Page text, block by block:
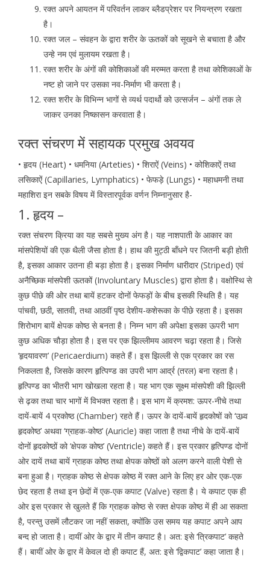
रक्त अपने आयतन में परिवर्तन लाकर ब्लैडप्रेशर पर नियन्त्रण रखता
है।
रक्त जल – संवहन के द्वारा शरीर के ऊतकों को सूखने से बचाता है और
उन्हे नम एवं मुलायम रखता है।
रक्त शरीर के अंगों की कोशिकाओं की मरम्मत करता है तथा कोशिकाओं के
नष्ट हो जाने पर उसका नव-निर्माण भी करता है।
रक्त शरीर के विभिन्न भागों से व्यर्थ पदार्थो को उत्सर्जन – अंगों तक ले
जाकर उनका निष्कासन करवाता है।
रक्त संचरण में सहायक प्रमुख अवयव
• हृदय (Heart) • धमनिया (Arteties) • शिराऐं (Veins) • कोशिकाऐं तथा
लसिकाऐं (Capillaries, Lymphatics) • फेफड़े (Lungs) • महाधमनी तथा
महाशिरा इन सबके विषय में विस्तारपूर्वक वर्णन निम्नानुसार है-
1. हृदय –
रक्त संचरण क्रिया का यह सबसे मुख्य अंग है। यह नाशपाती के आकार का
मांसपेशियों की एक थैली जैसा होता है। हाथ की मुट्ठी बाँधने पर जितनी बड़ी होती
है, इसका आकार उतना ही बड़ा होता है। इसका निर्माण धारीदार (Striped) एवं
अनैच्छिक मांसपेशी ऊतकों (Involuntary Muscles) द्वारा होता है। वक्षोस्थि से
कुछ पीछे की ओर तथा बायें हटकर दोनों फेफड़ों के बीच इसकी स्थिति है। यह
पांचवी, छठी, सातवी, तथा आठवीं पृष्ठ देशीय-कशेरूका के पीछे रहता है। इसका
शिरोभाग बायें क्षेपक कोष्ठ से बनता है। निम्न भाग की अपेक्षा इसका ऊपरी भाग
कुछ अधिक चौड़ा होता है। इस पर एक झिल्लीमय आवरण चढ़ा रहता है। जिसे
‘हृदयावरण’ (Pericaerdium) कहते हैं। इस झिल्ली से एक प्रकार का रस
निकलता है, जिसके कारण हृत्पिण्ड का उपरी भाग आर्द्र (तरल) बना रहता है।
हृत्पिण्ड का भीतरी भाग खोखला रहता है। यह भाग एक सूक्ष्म मांसपेशी की झिल्ली
से ढ़का तथा चार भागों में विभक्त रहता है। इस भाग में क्रमश: ऊपर-नीचे तथा
दायें-बायें 4 प्रकोष्ठ (Chamber) रहते हैं। ऊपर के दायें-बायें हृदकोषों को ‘उध्र्व
हृदकोष्ठ’ अथवा ‘ग्राहक-कोष्ठ’ (Auricle) कहा जाता है तथा नीचे के दायें-बायें
दोनों हृदकोष्ठों को ‘क्षेपक कोष्ठ’ (Ventricle) कहते हैं। इस प्रकार हृत्पिण्ड दोनों
ओर दायें तथा बायें ग्राहक कोष्ठ तथा क्षेपक कोष्ठों को अलग करने वाली पेशी से
बना हुआ है। ग्राहक कोष्ठ से क्षेपक कोष्ठ में रक्त आने के लिए हर ओर एक-एक
छेद रहता है तथा इन छेदों में एक-एक कपाट (Valve) रहता है। ये कपाट एक ही
ओर इस प्रकार से खुलते हैं कि ग्राहक कोष्ठ से रक्त क्षेपक कोष्ठ में ही आ सकता
है, परन्तु उसमें लौटकर जा नहीं सकता, क्योंकि उस समय यह कपाट अपने आप
बन्द हो जाता है। दायीं ओर के द्वार में तीन कपाट है। अत: इसे ‘त्रिकपाट’ कहते
हैं। बायीं ओर के द्वार में केवल दो ही कपाट हैं, अत: इसे ‘द्विकपाट’ कहा जाता है।